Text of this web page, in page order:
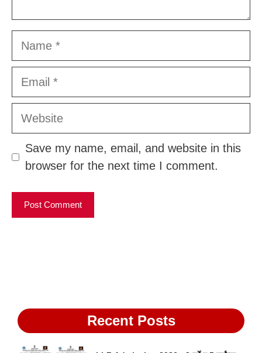
Name
Email
Website
Save my name, email, and website in this
browser for the next time I comment.
Recent Posts